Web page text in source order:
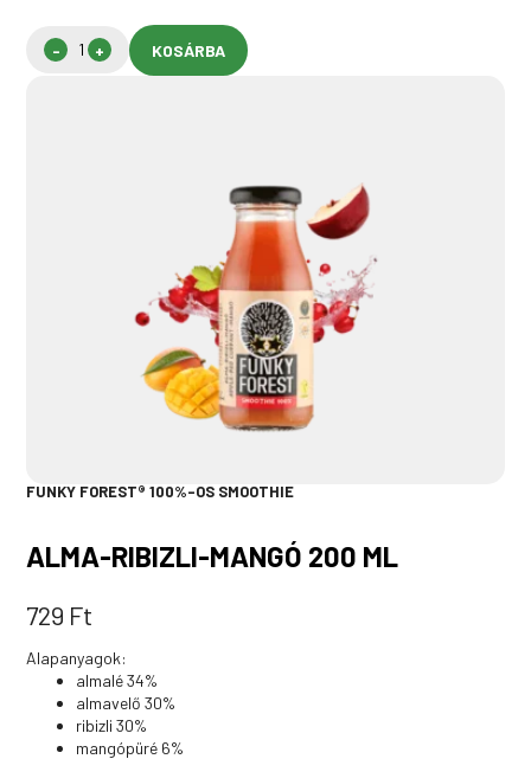
KOSÁRBA
FUNKY FOREST® 100%-OS SMOOTHIE
ALMA-RIBIZLI-MANGÓ 200 ML
729 Ft
Alapanyagok:
almalé 34%
almavelő 30%
ribizli 30%
mangópüré 6%